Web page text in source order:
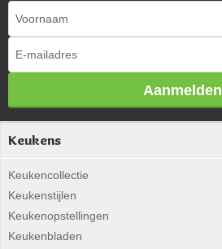
Aanmelden
Keukens
Keukencollectie
Keukenstijlen
Keukenopstellingen
Keukenbladen